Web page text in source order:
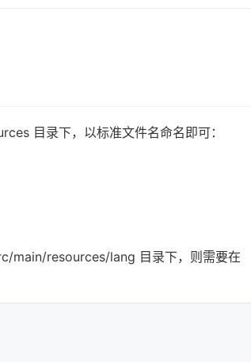
目录下，以标准文件名命名即可：
main/resources/lang 目录下，则需要在